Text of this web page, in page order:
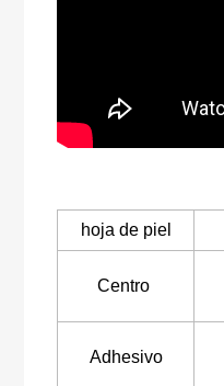
hoja de piel
Centro
Adhesivo